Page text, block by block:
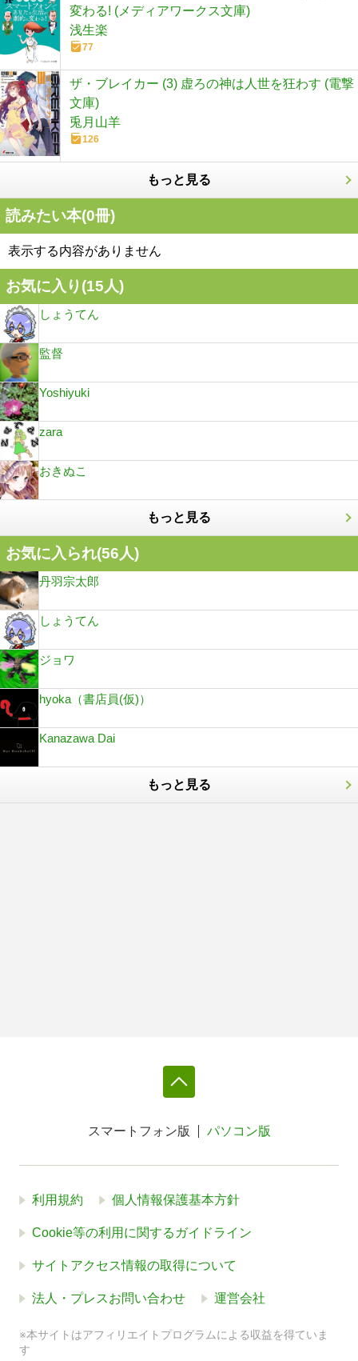
変わる! (メディアワークス文庫)
浅生楽
77
ザ・ブレイカー (3) 虚ろの神は人世を狂わす (電撃
文庫)
兎月山羊
126
もっと見る
読みたい本(0冊)
表示する内容がありません
お気に入り(15人)
しょうてん
監督
Yoshiyuki
zara
おきぬこ
もっと見る
お気に入られ(56人)
丹羽宗太郎
しょうてん
ジョワ
hyoka（書店員(仮)）
Kanazawa Dai
もっと見る
スマートフォン版 パソコン版
利用規約 個人情報保護基本方針
Cookie等の利用に関するガイドライン
サイトアクセス情報の取得について
法人・プレスお問い合わせ 運営会社
※本サイトはアフィリエイトプログラムによる収益を得ていま
す